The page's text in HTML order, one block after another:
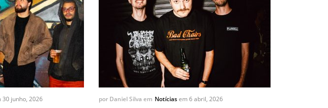
30 junho, 2026 por Daniel Silva em Notíciasem6 abril, 2026